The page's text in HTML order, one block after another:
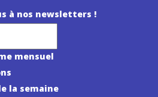
à nos newsletters !
mensuel
la semaine